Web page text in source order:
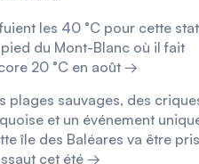
les 40 °C pour cette
du Mont-Blanc où il fait
20 °C en août →
plages sauvages, des
et un événement
île des Baléares va être
cet été →